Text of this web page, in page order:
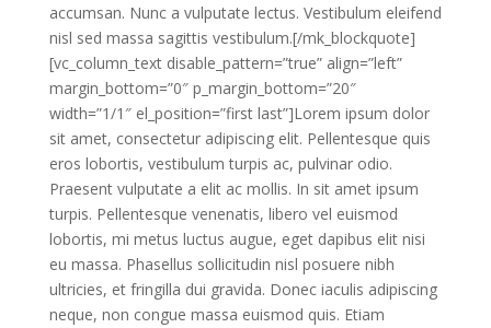
accumsan. Nunc a vulputate lectus. Vestibulum eleifend
nisl sed massa sagittis vestibulum.[/mk_blockquote]
[vc_column_text disable_pattern=”true” align=”left”
margin_bottom=”0″ p_margin_bottom=”20″
width=”1/1″ el_position=”first last”]Lorem ipsum dolor
sit amet, consectetur adipiscing elit. Pellentesque quis
eros lobortis, vestibulum turpis ac, pulvinar odio.
Praesent vulputate a elit ac mollis. In sit amet ipsum
turpis. Pellentesque venenatis, libero vel euismod
lobortis, mi metus luctus augue, eget dapibus elit nisi
eu massa. Phasellus sollicitudin nisl posuere nibh
ultricies, et fringilla dui gravida. Donec iaculis adipiscing
neque, non congue massa euismod quis. Etiam